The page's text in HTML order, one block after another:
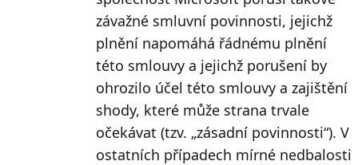
závažné smluvní povinnosti, jejichž
plnění napomáhá řádnému plnění
této smlouvy a jejichž porušení by
ohrozilo účel této smlouvy a zajištění
shody, které může strana trvale
očekávat (tzv. „zásadní povinnosti“). V
ostatních případech mírné nedbalosti